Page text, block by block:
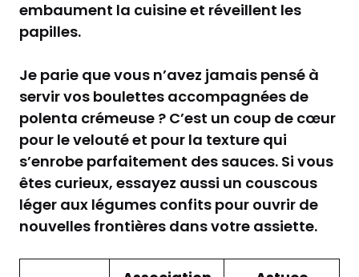
embaument la cuisine et réveillent les
papilles.
Je parie que vous n’avez jamais pensé à
servir vos boulettes accompagnées de
polenta crémeuse ? C’est un coup de cœur
pour le velouté et pour la texture qui
s’enrobe parfaitement des sauces. Si vous
êtes curieux, essayez aussi un couscous
léger aux légumes confits pour ouvrir de
nouvelles frontières dans votre assiette.